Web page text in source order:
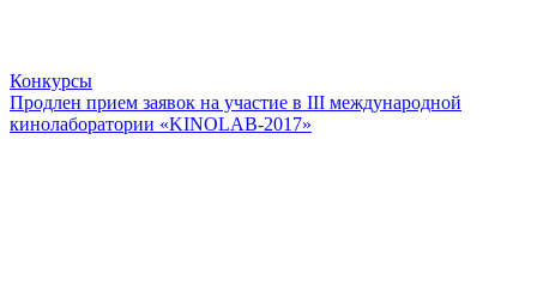
Конкурсы
Продлен прием заявок на участие в III международной
кинолаборатории «KINOLAB-2017»